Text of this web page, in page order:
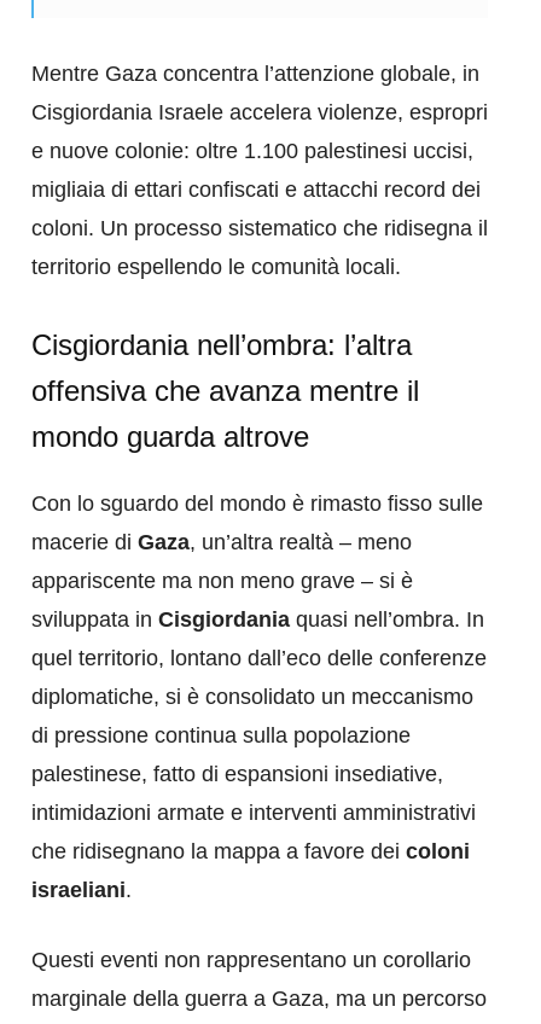
Mentre Gaza concentra l’attenzione globale, in
Cisgiordania Israele accelera violenze, espropri
e nuove colonie: oltre 1.100 palestinesi uccisi,
migliaia di ettari confiscati e attacchi record dei
coloni. Un processo sistematico che ridisegna il
territorio espellendo le comunità locali.
Cisgiordania nell’ombra: l’altra
offensiva che avanza mentre il
mondo guarda altrove
Con lo sguardo del mondo è rimasto fisso sulle
macerie di Gaza, un’altra realtà – meno
appariscente ma non meno grave – si è
sviluppata in Cisgiordania quasi nell’ombra. In
quel territorio, lontano dall’eco delle conferenze
diplomatiche, si è consolidato un meccanismo
di pressione continua sulla popolazione
palestinese, fatto di espansioni insediative,
intimidazioni armate e interventi amministrativi
che ridisegnano la mappa a favore dei coloni
israeliani.
Questi eventi non rappresentano un corollario
marginale della guerra a Gaza, ma un percorso